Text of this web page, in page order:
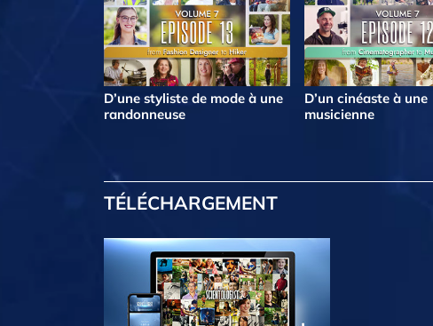
D’une styliste de mode à une
randonneuse
D’un cinéaste à une
musicienne
TÉLÉCHARGEMENT